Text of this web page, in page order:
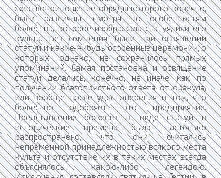
жертвоприношение, обряды которого, конечно,
были различны, смотря по особенностям
божества, которое изображала статуя, или его
культа. Без сомнения, были при освящении
статуи и какие‑нибудь особенные церемонии, о
которых, однако, не сохранилось прямых
упоминаний. Самая постановка и освящение
статуи делались, конечно, не иначе, как по
получении благоприятного ответа от оракула,
или вообще после удостоверения в том, что
божество одобряет это предприятие.
Представление божеств в виде статуй в
исторические времена было настолько
распространено, что они считались
непременной принадлежностью всякого места
культа и отсутствие их в таких местах всегда
объяснялось какою‑либо легендою.